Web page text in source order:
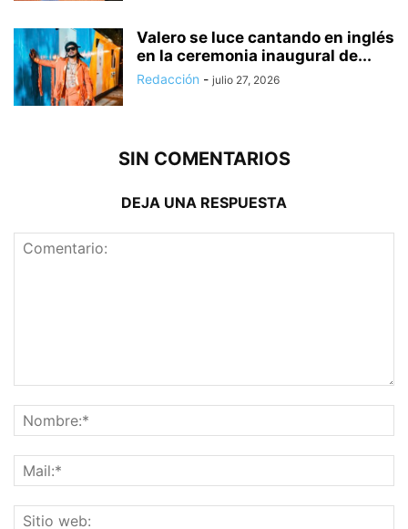
Valero se luce cantando en inglés
en la ceremonia inaugural de...
Redacción - julio 27, 2026
SIN COMENTARIOS
DEJA UNA RESPUESTA